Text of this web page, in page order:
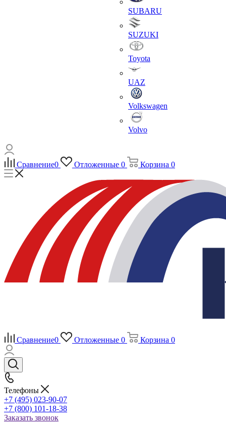
SUBARU
SUZUKI
Toyota
UAZ
Volkswagen
Volvo
Сравнение0 Отложенные 0 Корзина 0
Сравнение0 Отложенные 0 Корзина 0
Телефоны
+7 (495) 023-90-07
+7 (800) 101-18-38
Заказать звонок